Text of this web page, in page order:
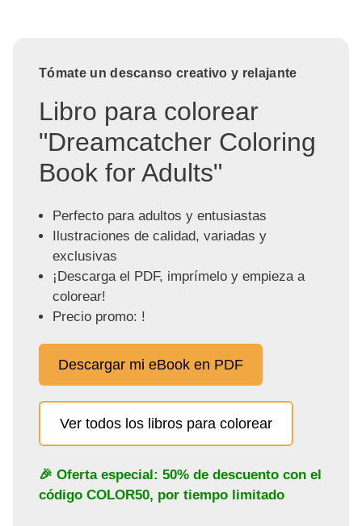
Tómate un descanso creativo y relajante
Libro para colorear
"Dreamcatcher Coloring
Book for Adults"
Perfecto para adultos y entusiastas
Ilustraciones de calidad, variadas y
exclusivas
¡Descarga el PDF, imprímelo y empieza a
colorear!
Precio promo: !
Descargar mi eBook en PDF
Ver todos los libros para colorear
🎉 Oferta especial: 50% de descuento con el
código COLOR50, por tiempo limitado